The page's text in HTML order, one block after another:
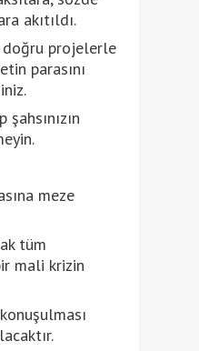
akıtıldı.
doğru projelerle
parasını
meze
tüm
mali krizin